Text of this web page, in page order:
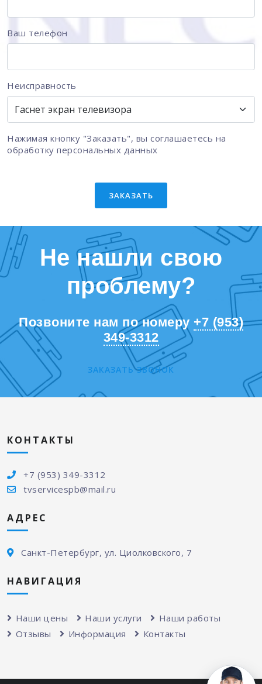
Ваш телефон
Неисправность
Нажимая кнопку "Заказать", вы соглашаетесь на
обработку персональных данных
ЗАКАЗАТЬ
Не нашли свою
проблему?
Позвоните нам по номеру +7 (953)
349-3312
ЗАКАЗАТЬ ЗВОНОК
КОНТАКТЫ
+7 (953) 349-3312
tvservicespb@mail.ru
АДРЕС
Санкт-Петербург, ул. Циолковского, 7
НАВИГАЦИЯ
Наши цены Наши услуги
Наши работы
Отзывы
Информация Контакты